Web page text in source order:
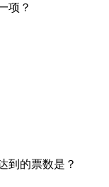
项？
到的票数是？